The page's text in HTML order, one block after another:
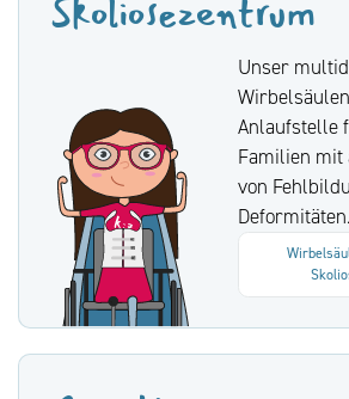
Skoliosezentrum
Unser
Anlaufstelle
Familien mit
von
Deformitäten.